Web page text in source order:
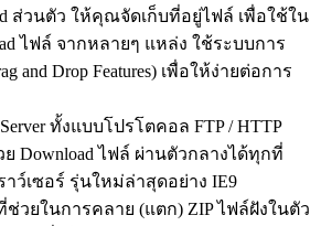
ส่วนตัว ให้คุณจัดเก็บที่อยู่ไฟล์ เพื่อใช้ใน
ไฟล์ จากหลายๆ แหล่ง ใช้ระบบการ
and Drop Features) เพื่อให้ง่ายต่อการ
ทั้งแบบโปรโตคอล FTP / HTTP
Download ไฟล์ ผ่านตัวกลางได้ทุกที่
าว์เซอร์ รุ่นใหม่ล่าสุดอย่าง IE9
ช่วยในการคลาย (แตก) ZIP ไฟล์ฝังในตัว